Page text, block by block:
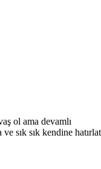
ol ama devamlı
sık sık kendine